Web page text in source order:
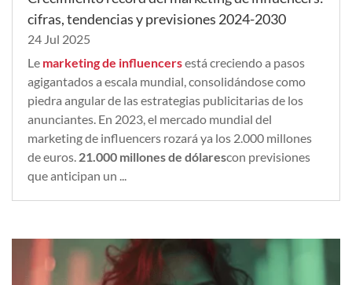
cifras, tendencias y previsiones 2024-2030
24 Jul 2025
Le marketing de influencersestá creciendo a pasos
agigantados a escala mundial, consolidándose como
piedra angular de las estrategias publicitarias de los
anunciantes. En 2023, el mercado mundial del
marketing de influencers rozará ya los 2.000 millones
de euros. 21.000 millones de dólarescon previsiones
que anticipan un ...